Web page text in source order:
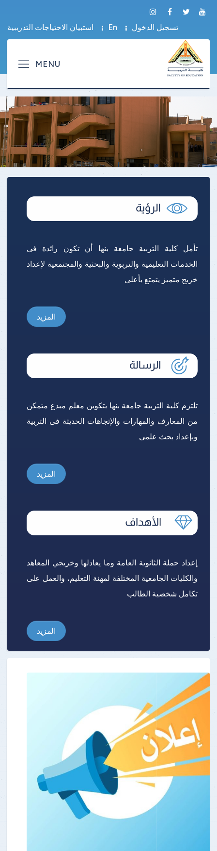
تسجيل الدخول En استبيان الاحتياجات التدريبية
تأمل كلية التربية جامعة بنها أن تكون رائدة فى
الخدمات التعليمية والتربوية والبحثية والمجتمعية لإعداد
خريج متميز يتمتع بأعلى
المزيد
تلتزم كلية التربية جامعة بنها بتكوين معلم مبدع متمكن
من المعارف والمهارات والإتجاهات الحديثة فى التربية
وبإعداد بحث علمى
المزيد
إعداد حملة الثانوية العامة وما يعادلها وخريجي المعاهد
والكليات الجامعية المختلفة لمهنة التعليم، والعمل على
تكامل شخصية الطالب
المزيد